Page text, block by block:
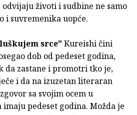
životi i sudbine ne samo
i suvremenika uopće.
srce" Kureishi čini
dob od pedeset godina,
da zastane i promotri tko je,
i da na izuzetan literaran
sa svojim ocem u
pedeset godina. Možda je